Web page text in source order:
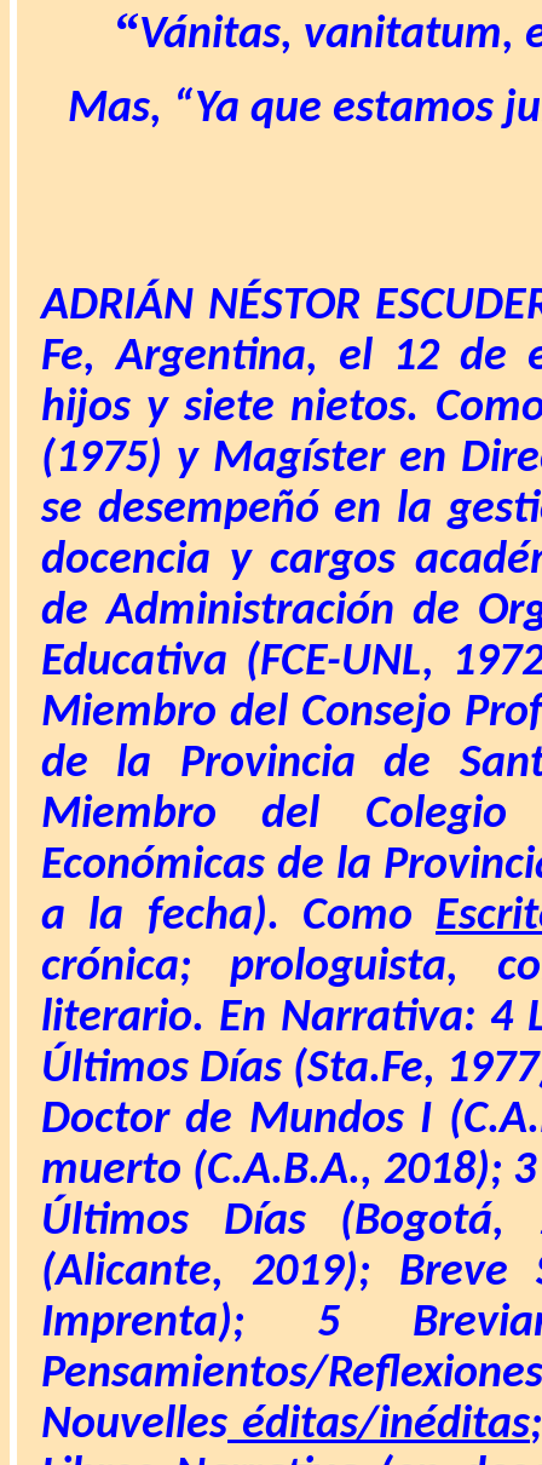
“Vánitas, vanitatum,
Mas, “Ya que estamos
ADRIÁN NÉSTOR
Fe, Argentina, el 12 de
hijos y siete nietos.
(1975) y Magíster en
se desempeñó en la
docencia y cargos
de Administración de
Educativa (FCE-UNL,
Miembro del Consejo
de la Provincia de
Miembro del Colegio
Económicas de la
a la fecha). Como
crónica; prologuista,
literario. En Narrativa: 4
Últimos Días (Sta.Fe,
Doctor de Mundos I
muerto (C.A.B.A., 2018);
Últimos Días (Bogotá,
(Alicante, 2019); Breve
Imprenta); 5
Pensamientos/
Nouvelles éditas/inéditas